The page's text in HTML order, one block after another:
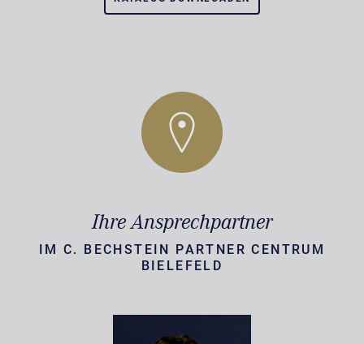
Ihre Ansprechpartner
IM C. BECHSTEIN PARTNER CENTRUM
BIELEFELD